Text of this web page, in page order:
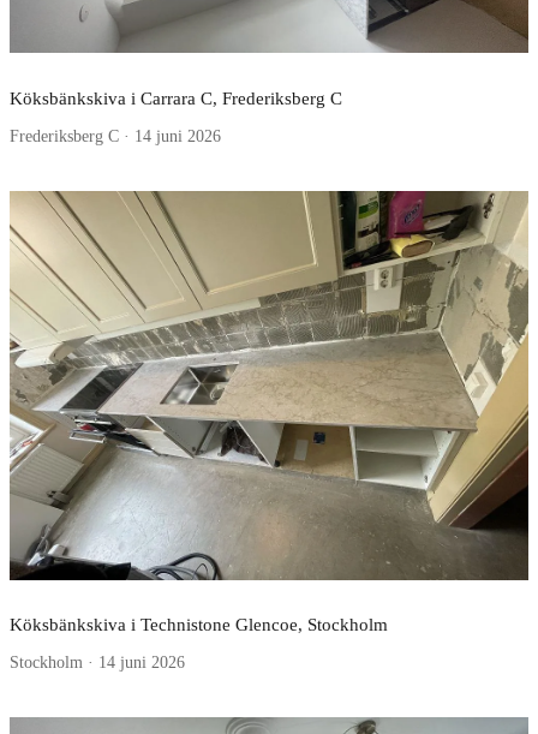
Köksbänkskiva i Carrara C, Frederiksberg C
Frederiksberg C · 14 juni 2026
Köksbänkskiva i Technistone Glencoe, Stockholm
Stockholm · 14 juni 2026